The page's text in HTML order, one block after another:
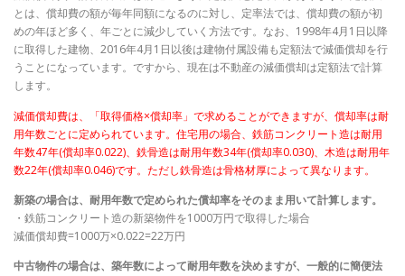
とは、償却費の額が毎年同額になるのに対し、定率法では、償却費の額が初
めの年ほど多く、年ごとに減少していく方法です。なお、1998年4月1日以降
に取得した建物、2016年4月1日以後は建物付属設備も定額法で減価償却を行
うことになっています。ですから、現在は不動産の減価償却は定額法で計算
します。
減価償却費は、「取得価格×償却率」で求めることができますが、償却率は耐
用年数ごとに定められています。住宅用の場合、鉄筋コンクリート造は耐用
年数47年(償却率0.022)、鉄骨造は耐用年数34年(償却率0.030)、木造は耐用年
数22年(償却率0.046)です。ただし鉄骨造は骨格材厚によって異なります。
新築の場合は、耐用年数で定められた償却率をそのまま用いて計算します。
・鉄筋コンクリート造の新築物件を1000万円で取得した場合
減価償却費=1000万×0.022=22万円
中古物件の場合は、築年数によって耐用年数を決めますが、一般的に簡便法